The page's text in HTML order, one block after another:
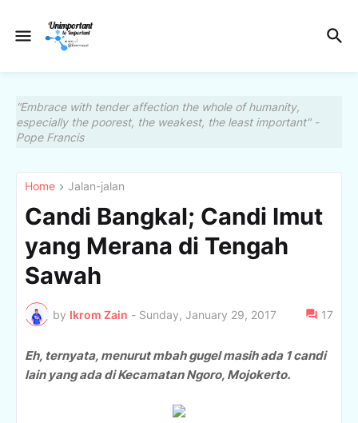
“Embrace with tender affection the whole of humanity,
especially the poorest, the weakest, the least important" -
Pope Francis
Home Jalan-jalan
Candi Bangkal; Candi Imut
yang Merana di Tengah
Sawah
by Ikrom Zain - Sunday, January 29, 2017 17
Eh, ternyata, menurut mbah gugel masih ada 1 candi
lain yang ada di Kecamatan Ngoro, Mojokerto.